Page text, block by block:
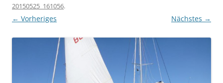
20150525_161056.
← Vorheriges Nächstes →